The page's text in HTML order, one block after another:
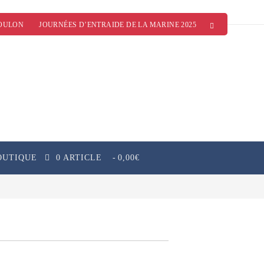
JOURNÉES D’ENTRAIDE DE LA MARINE 2025
0 ARTICLE 0,00€